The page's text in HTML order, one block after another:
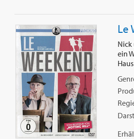
Le
Nick
ein